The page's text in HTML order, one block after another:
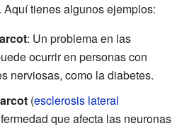
tienes algunos ejemplos:
: Un problema en las
ocurrir en personas con
nerviosas, como la diabetes.
(esclerosis lateral
que afecta las neuronas